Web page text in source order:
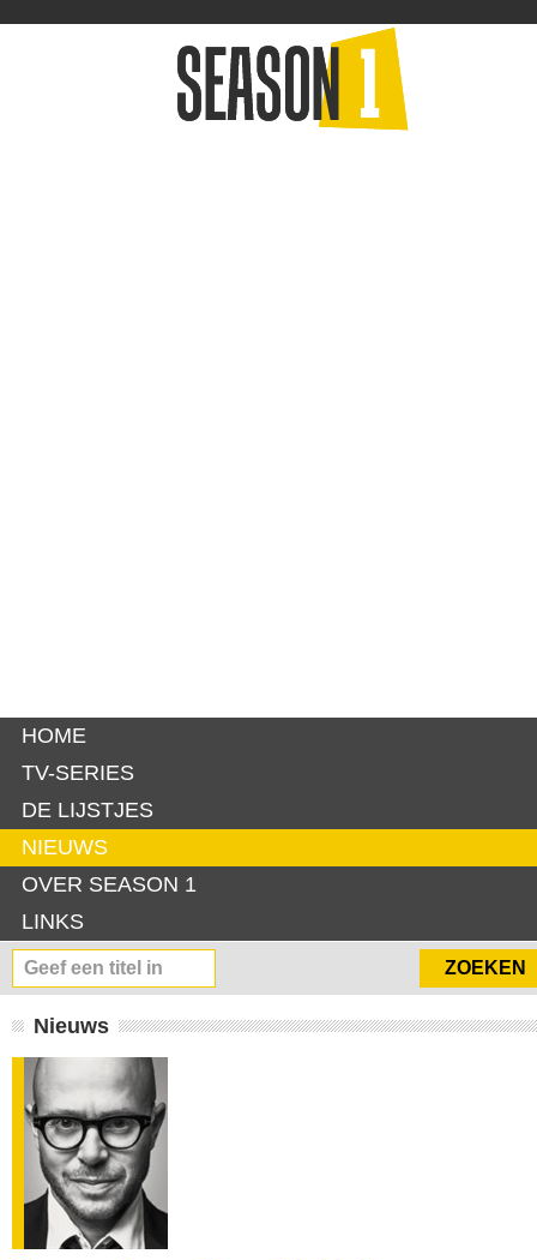
HOME
TV-SERIES
DE LIJSTJES
NIEUWS
OVER SEASON 1
LINKS
Nieuws